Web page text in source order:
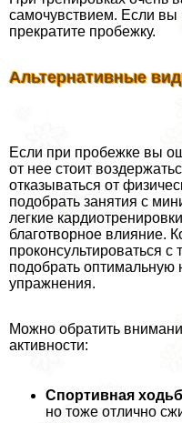
самочувствием. Если вы
прекратите пробежку.
Альтернативные
Если при пробежке вы
от нее стоит
отказываться от
подобрать занятия с
легкие
благотворное влияние.
проконсультироваться
подобрать оптимальную
упражнения.
Можно обратить
активности:
Спортивная
но тоже отлично